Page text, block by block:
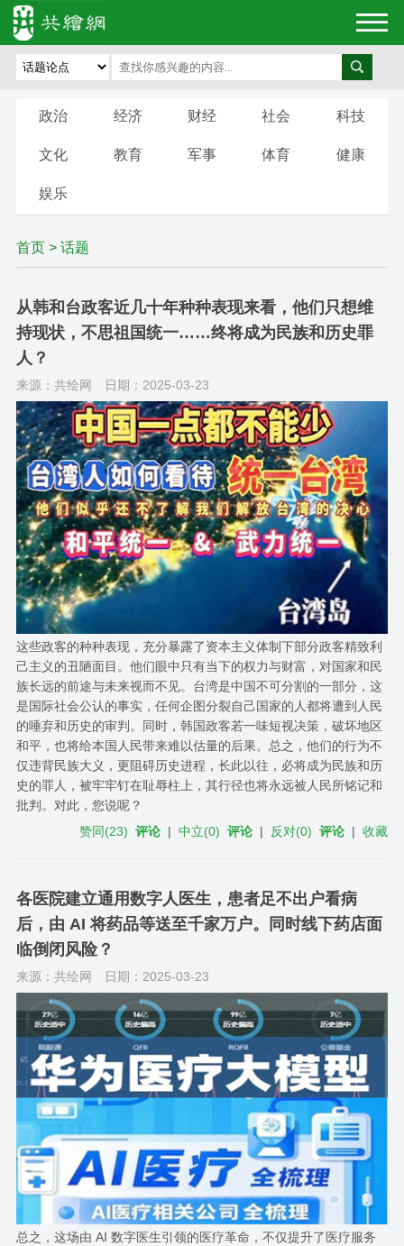
政治 经济 财经 社会 科技
文化 教育 军事 体育 健康
娱乐
首页> 话题
从韩和台政客近几十年种种表现来看，他们只想维
持现状，不思祖国统一……终将成为民族和历史罪
人？
来源：共绘网 日期：2025-03-23
这些政客的种种表现，充分暴露了资本主义体制下部分政客精致利
己主义的丑陋面目。他们眼中只有当下的权力与财富，对国家和民
族长远的前途与未来视而不见。台湾是中国不可分割的一部分，这
是国际社会公认的事实，任何企图分裂自己国家的人都将遭到人民
的唾弃和历史的审判。同时，韩国政客若一味短视决策，破坏地区
和平，也将给本国人民带来难以估量的后果。总之，他们的行为不
仅违背民族大义，更阻碍历史进程，长此以往，必将成为民族和历
史的罪人，被牢牢钉在耻辱柱上，其行径也将永远被人民所铭记和
批判。对此，您说呢？
赞同(23) 评论 |中立(0) 评论 | 反对(0) 评论 |收藏
各医院建立通用数字人医生，患者足不出户看病
后，由 AI 将药品等送至千家万户。同时线下药店面
临倒闭风险？
来源：共绘网 日期：2025-03-23
总之，这场由 AI 数字医生引领的医疗革命，不仅提升了医疗服务